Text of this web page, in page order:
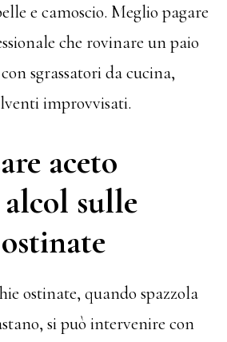
e camoscio. Meglio pagare
che rovinare un paio
sgrassatori da cucina,
improvvisati.
aceto
sulle
ostinate, quando spazzola
si può intervenire con